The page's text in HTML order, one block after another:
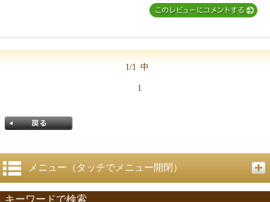
1/1 中
1
メニュー（タッチでメニュー開閉）
キーワードで検索